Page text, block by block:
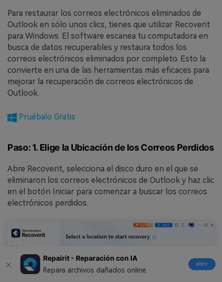
Repairit - Reparación con IA
Repara archivos dañados online.
abrir
Para restaurar los correos electrónicos eliminados de
Outlook en sólo unos clics, tienes que utilizar Recoverit
para Windows. El software escanea tu computadora en
busca de datos recuperables y restaura todos los
correos electrónicos eliminados por completo. Esto la
convierte en una de las herramientas más eficaces para
mejorar la recuperación de correos electrónicos de
Outlook.
Pruébalo Gratis
Paso: 1. Elige la Ubicación de los Correos Perdidos
Abre Recoverit, selecciona el disco duro en el que se
eliminaron los correos electrónicos de Outlook y haz clic
en el botón Iniciar para comenzar a buscar los correos
electrónicos perdidos.